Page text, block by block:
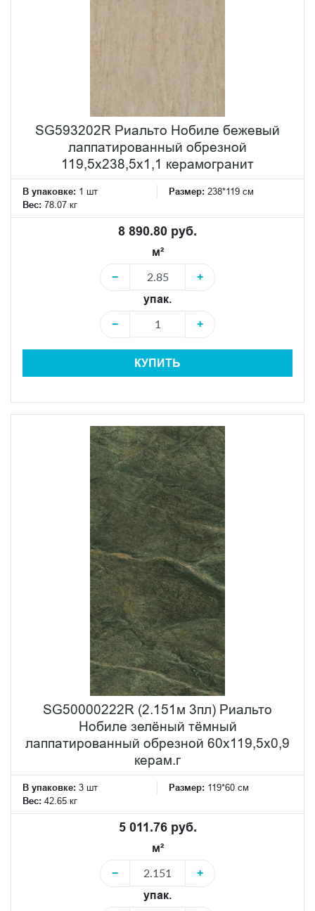
SG593202R Риальто Нобиле бежевый
лаппатированный обрезной
119,5x238,5x1,1 керамогранит
В упаковке: 1 шт Размер: 238*119 см
Вес: 78.07 кг
8 890.80 руб.
м²
−
+
упак.
−
+
КУПИТЬ
SG50000222R (2.151м 3пл) Риальто
Нобиле зелёный тёмный
лаппатированный обрезной 60x119,5x0,9
керам.г
В упаковке: 3 шт Размер: 119*60 см
Вес: 42.65 кг
5 011.76 руб.
м²
−
+
упак.